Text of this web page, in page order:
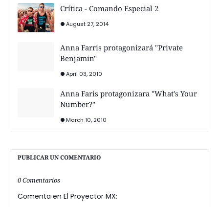
Crítica - Comando Especial 2
August 27, 2014
Anna Farris protagonizará "Private
Benjamin"
April 03, 2010
Anna Faris protagonizara "What's Your
Number?"
March 10, 2010
PUBLICAR UN COMENTARIO
0 Comentarios
Comenta en El Proyector MX: